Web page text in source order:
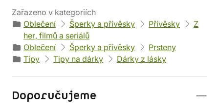
Zařazeno v kategoriích
Oblečení
Šperky a přívěsky Přívěsky
Z
her, filmů a seriálů
Oblečení
Šperky a přívěsky
Prsteny
Tipy
Tipy na dárky Dárky z lásky
Doporučujeme